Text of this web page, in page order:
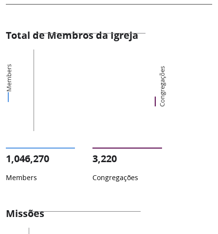
Total de Membros da Igreja
Members Congregações
1,046,270
Members
3,220
Congregações
Missões